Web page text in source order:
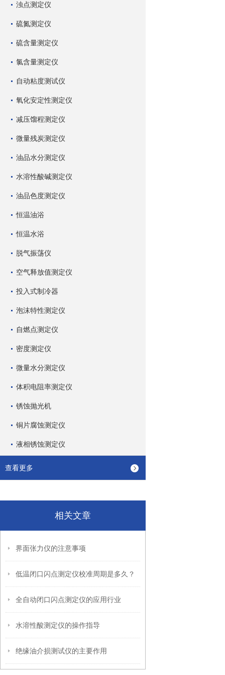
浊点测定仪
硫氮测定仪
硫含量测定仪
氯含量测定仪
自动粘度测试仪
氧化安定性测定仪
减压馏程测定仪
微量残炭测定仪
油品水分测定仪
水溶性酸碱测定仪
油品色度测定仪
恒温油浴
恒温水浴
脱气振荡仪
空气释放值测定仪
投入式制冷器
泡沫特性测定仪
自燃点测定仪
密度测定仪
微量水分测定仪
体积电阻率测定仪
锈蚀抛光机
铜片腐蚀测定仪
液相锈蚀测定仪
查看更多
相关文章
界面张力仪的注意事项
低温闭口闪点测定仪校准周期是多久？
全自动闭口闪点测定仪的应用行业
水溶性酸测定仪的操作指导
绝缘油介损测试仪的主要作用